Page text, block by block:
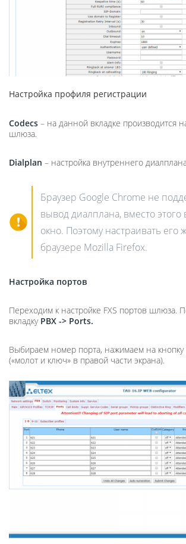
Настройка профиля регистрации
Codecs – на данной вкладке производится
шлюза.
Dialplan – настройка внутреннего
Браузер Google Chrome не
вывод диалплана, вместо этого
окно. Поэтому настраивать его
браузере Mozilla Firefox.
Настройка портов
Переходим к настройке FXS портов шлюза.
вкладку PBX -> Ports.
Выбираем номер порта, нажимаем на кнопку
(«молот и ключ» в правой части экрана).